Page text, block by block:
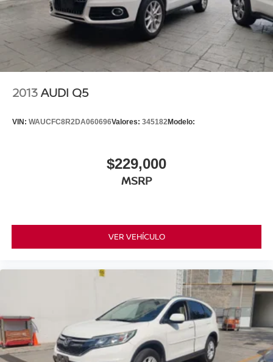
2013AUDI Q5
VIN: WAUCFC8R2DA060696Valores: 345182Modelo:
$229,000
MSRP
VER VEHÍCULO